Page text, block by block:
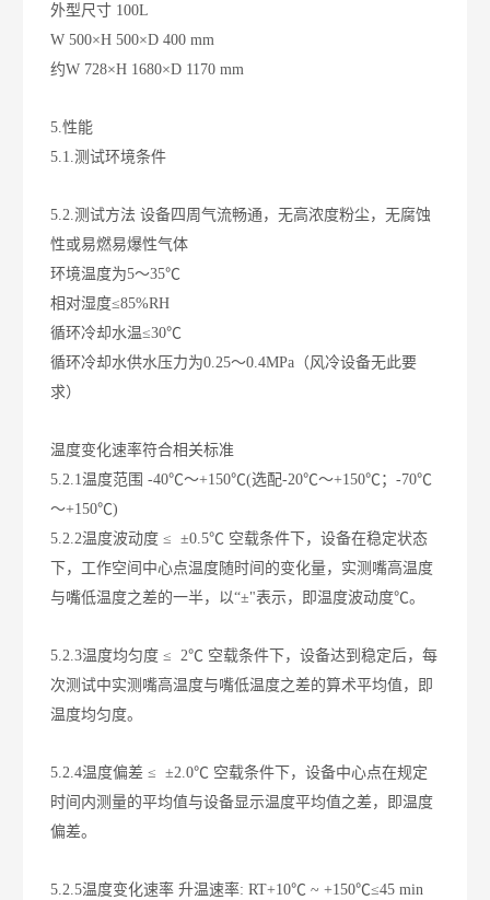
外型尺寸 100L
W 500×H 500×D 400 mm
约W 728×H 1680×D 1170 mm
5.性能
5.1.测试环境条件
5.2.测试方法 设备四周气流畅通，无高浓度粉尘，无腐蚀
性或易燃易爆性气体
环境温度为5～35℃
相对湿度≤85%RH
循环冷却水温≤30℃
循环冷却水供水压力为0.25～0.4MPa（风冷设备无此要
求）
温度变化速率符合相关标准
5.2.1温度范围 -40℃～+150℃(选配-20℃～+150℃；-70℃
～+150℃)
5.2.2温度波动度 ≤ ±0.5℃ 空载条件下，设备在稳定状态
下，工作空间中心点温度随时间的变化量，实测 嘴高温度
与嘴低温度之差的一半，以“±"表示，即温度波动度℃。
5.2.3温度均匀度 ≤ 2℃ 空载条件下，设备达到稳定后，每
次测试中实测 嘴高温度与嘴低温度之差的算术平均值，即
温度均匀度。
5.2.4温度偏差 ≤ ±2.0℃ 空载条件下，设备中心点在规定
时间内测量的平均值与设备显示温度平均值之差，即温度
偏差。
5.2.5温度变化速率 升温速率: RT+10℃ ~ +150℃≤45 min